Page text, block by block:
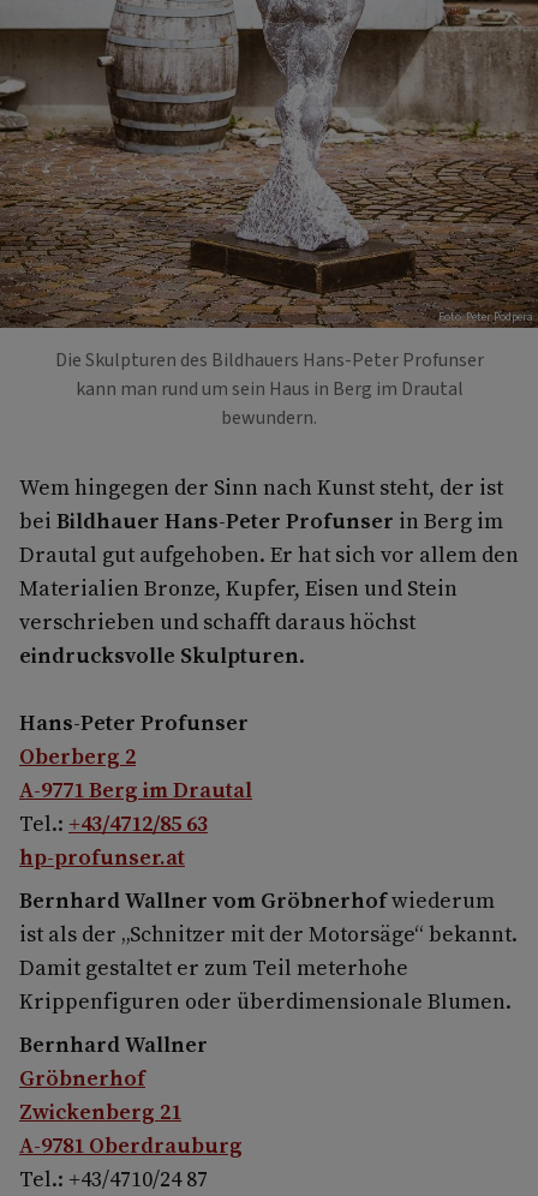
Foto: Peter Podpera
Die Skulpturen des Bildhauers Hans-Peter Profunser
kann man rund um sein Haus in Berg im Drautal
bewundern.
Wem hingegen der Sinn nach Kunst steht, der ist
bei Bildhauer Hans-Peter Profunser in Berg im
Drautal gut aufgehoben. Er hat sich vor allem den
Materialien Bronze, Kupfer, Eisen und Stein
verschrieben und schafft daraus höchst
eindrucksvolle Skulpturen.
Hans-Peter Profunser
Oberberg 2
A-9771 Berg im Drautal
Tel.: +43/4712/85 63
hp-profunser.at
Bernhard Wallner vom Gröbnerhofwiederum
ist als der „Schnitzer mit der Motorsäge“ bekannt.
Damit gestaltet er zum Teil meterhohe
Krippenfiguren oder überdimensionale Blumen.
Bernhard Wallner
Gröbnerhof
Zwickenberg 21
A-9781 Oberdrauburg
Tel.: +43/4710/24 87